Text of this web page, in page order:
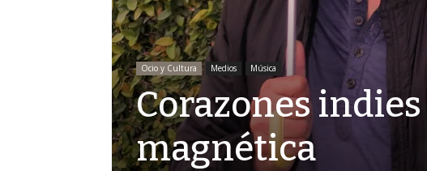
Ocio y Cultura Medios Música
Corazones
magnética